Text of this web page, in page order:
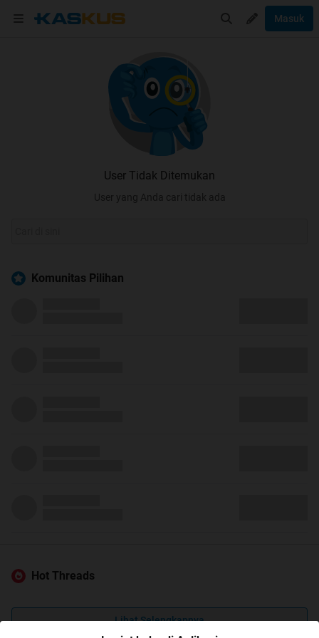
Masuk
User Tidak Ditemukan
User yang Anda cari tidak ada
Komunitas Pilihan
Hot Threads
Lihat Selengkapnya